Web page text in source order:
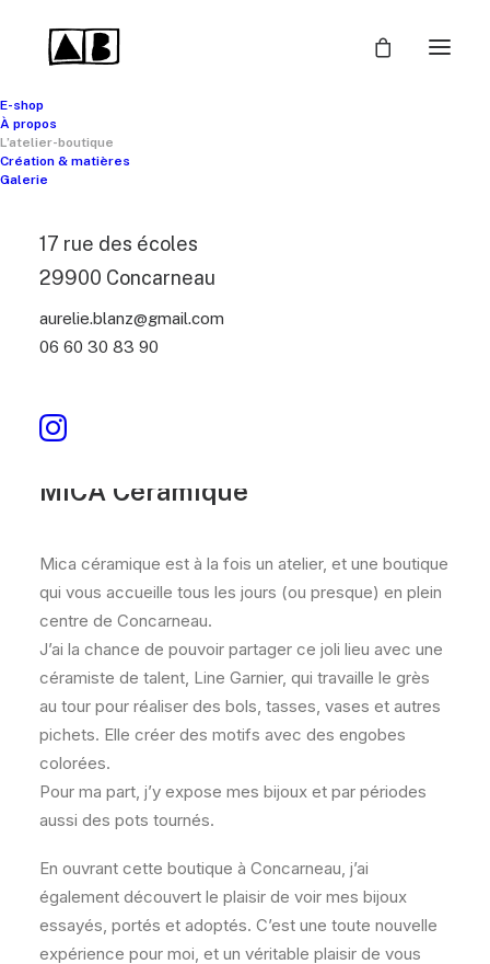
E-shop
À propos
L’atelier-boutique
Création & matières
Galerie
17 rue des écoles
29900 Concarneau
aurelie.blanz@gmail.com
06 60 30 83 90
L'atelier-boutique
MICA Céramique
Mica céramique est à la fois un atelier, et une boutique
qui vous accueille tous les jours (ou presque) en plein
centre de Concarneau.
J’ai la chance de pouvoir partager ce joli lieu avec une
céramiste de talent, Line Garnier, qui travaille le grès
au tour pour réaliser des bols, tasses, vases et autres
pichets. Elle créer des motifs avec des engobes
colorées.
Pour ma part, j’y expose mes bijoux et par périodes
aussi des pots tournés.
En ouvrant cette boutique à Concarneau, j’ai
également découvert le plaisir de voir mes bijoux
essayés, portés et adoptés. C’est une toute nouvelle
expérience pour moi, et un véritable plaisir de vous